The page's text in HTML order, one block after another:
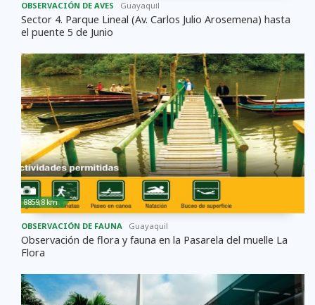
OBSERVACIÓN DE AVES Guayaquil
Sector 4. Parque Lineal (Av. Carlos Julio Arosemena) hasta
el puente 5 de Junio
8859,8 km
OBSERVACIÓN DE FAUNA Guayaquil
Observación de flora y fauna en la Pasarela del muelle La
Flora